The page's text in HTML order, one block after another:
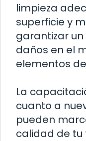
limpieza
superficie y
garantizar
daños en el
elementos
La
cuanto a
pueden
calidad de tu